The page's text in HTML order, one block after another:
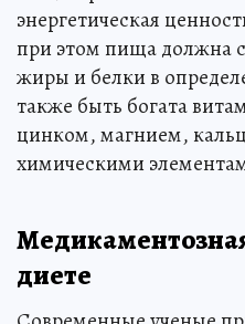
энергетическая
при этом пища должна
жиры и белки в
также быть богата
цинком, магнием,
химическими
диете